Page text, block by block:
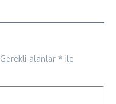
Gerekli alanlar * ile